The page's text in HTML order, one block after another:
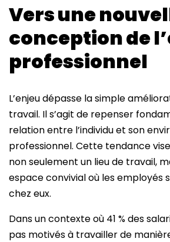
Vers une
conception de
professionnel
L’enjeu dépasse la simple
travail. Il s’agit de repenser
relation entre l’individu et son
professionnel. Cette tendance
non seulement un lieu de travail,
espace convivial où les employés
chez eux.
Dans un contexte où 41 % des
pas motivés à travailler de